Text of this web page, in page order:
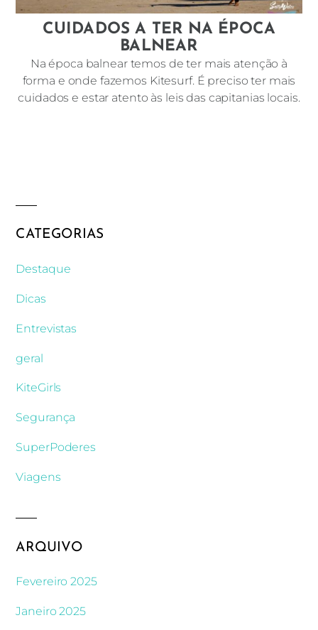
CUIDADOS A TER NA ÉPOCA
BALNEAR
Na época balnear temos de ter mais atenção à
forma e onde fazemos Kitesurf. É preciso ter mais
cuidados e estar atento às leis das capitanias locais.
CATEGORIAS
Destaque
Dicas
Entrevistas
geral
KiteGirls
Segurança
SuperPoderes
Viagens
ARQUIVO
Fevereiro 2025
Janeiro 2025